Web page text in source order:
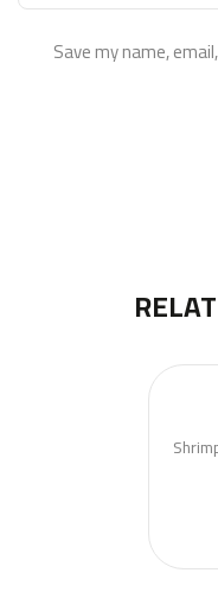
Save my name,